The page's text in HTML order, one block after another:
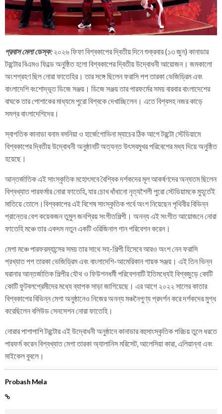
প্রবাস মেলা ডেস্ক:২০২৬ ফিফা বিশ্বকাপের দ্বিতীয় দিনে শুক্রবার (১৩ জুন) কানাডার
টরন্টোর বিএমও ফিল্ডে অনুষ্ঠিত হলো বিশ্বকাপের দ্বিতীয় উদ্বোধনী আয়োজন। জমকালো
অংশগ্রহণ ছিল নোরা ফাতেহির। তার সঙ্গে ছিলেন ফরাসি পপ তারকা ভেজিড্রিম এবং
বাংলাদেশি বংশোদ্ভূত ডিজে সঞ্জয়। ডিজে সঞ্জয় তার পারফর্মের সময় বারবার বাংলাদেশের
বাঘকে তার পোশাকের মাধ্যমে পুরো বিশ্বকে দেখাচ্ছিলেন। এতে বিশ্বসহ নজর কাড়ে
সমগ্র বাংলাদেশিদের।
স্বাগতিক কানাডা বনাম বসনিয়া ও হার্জেগোভিনা ম্যাচের ঠিক আগে টরন্টো স্টেডিয়ামে
বিশ্বকাপের দ্বিতীয় উদ্বোধনী অনুষ্ঠানটি অত্যন্ত উৎসবমুখর পরিবেশের মধ্য দিয়ে অনুষ্ঠিত
হয়েছে।
আন্তর্জাতিক এই সাংস্কৃতিক মহোৎসবে বৈশ্বিক দর্শকদের মূল আকর্ষণদের অন্যতম ছিলেন
বিশ্বখ্যাত পারফর্মার নোরা ফাতেহি, যার চোখ ধাঁধানো নৃত্যশৈলী পুরো স্টেডিয়ামকে মুহূর্তেই
মাতিয়ে তোলে।বিশ্বকাপের এই বিশেষ সাংস্কৃতিক পর্বে অংশ নিয়েছেন পৃথিবীর বিভিন্ন
প্রান্তের বেশ কয়েকজন তুমুল জনপ্রিয় সংগীতশিল্পী। অনন্য এই সংগীত আয়োজনে নোরা
ফাতেহি মঞ্চে তার একদম নতুন একটি ওরিজিনাল গান পরিবেশন করেন।
মেগা মঞ্চে পারফরম্যান্সের সময় তার সাথে সহ-শিল্পী হিসেবে আরও অংশ নেন ফরাসি
প্রখ্যাত পপ তারকা ভেজিড্রিম এবং বাংলাদেশি-আমেরিকান গায়ক সঞ্জয়। এই তিন ভিন্ন
ঘরানার আন্তর্জাতিক শিল্পীর যৌথ ও ফিউশনধর্মী পরিবেশনাটি ইতিমধ্যেই বিশ্বজুড়ে কোটি
কোটি ফুটবলপ্রেমীদের মধ্যে ব্যাপক সাড়া জাগিয়েছে। এর আগে ২০২২ সালের কাতার
বিশ্বকাপের বিভিন্ন মেগা অনুষ্ঠানেও নিজের অনন্য মঞ্চনৈপুণ্য প্রদর্শন করে দর্শকদের মুগ্ধ
করেছিলেন বলিউড সেনসেশন নোরা ফাতেহি।
নোরার পাশাপাশি টরন্টোর এই উদ্বোধনী অনুষ্ঠানে কানাডার বহুসাংস্কৃতিক পরিচয় তুলে ধরতে
পারফর্ম করেন বিশ্বখ্যাত মেগা তারকা অ্যালানিস মরিসেট, আলেসিয়া কারা, এলিয়ান্না এবং
মাইকেল বুবলে।
Probash Mela